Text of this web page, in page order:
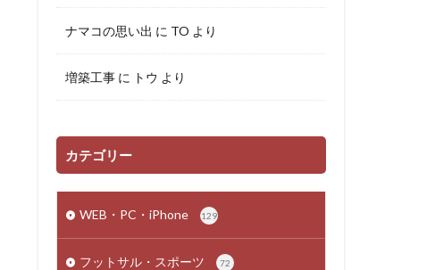
ナマコの思い出 に TO より
増築工事 に トウ より
カテゴリー
WEB・PC・iPhone 129
フットサル・スポーツ 72